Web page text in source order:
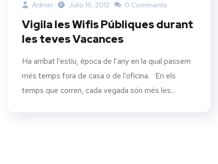
Admin Julio 16, 2012 0 Comments
Vigila les Wifis Públiques durant
les teves Vacances
Ha arribat l’estiu, època de l’any en la qual passem
més temps fora de casa o de l’oficina. En els
temps que corren, cada vegada són més les...